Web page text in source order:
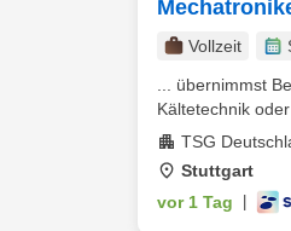
Vollzeit
... übernimmst
Kältetechnik
TSG
Stuttgart
vor 1 Tag